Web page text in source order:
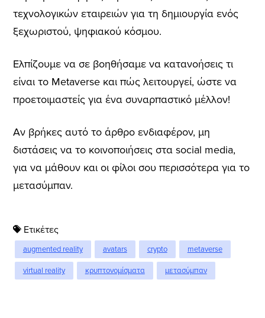
τεχνολογικών εταιρειών για τη δημιουργία ενός
ξεχωριστού, ψηφιακού κόσμου.
Ελπίζουμε να σε βοηθήσαμε να κατανοήσεις τι
είναι το Metaverse και πώς λειτουργεί, ώστε να
προετοιμαστείς για ένα συναρπαστικό μέλλον!
Αν βρήκες αυτό το άρθρο ενδιαφέρον, μη
διστάσεις να το κοινοποιήσεις στα social media,
για να μάθουν και οι φίλοι σου περισσότερα για το
μετασύμπαν.
Ετικέτες
augmented reality avatars crypto metaverse
virtual reality κρυπτονομίσματα μετασύμπαν